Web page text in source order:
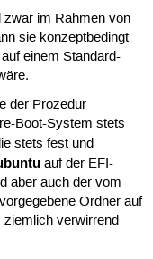
im Rahmen von
sie konzeptbedingt
einem Standard-
der Prozedur
Boot-System stets
stets fest und
auf der EFI-
aber auch der vom
Ordner auf
verwirrend